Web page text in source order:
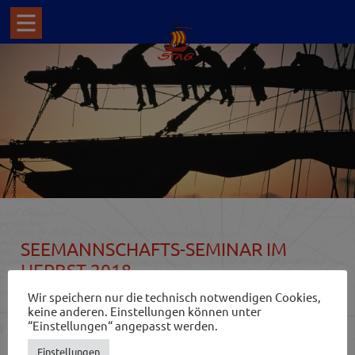
SEEMANNSCHAFTS-SEMINAR IM
HERBST 2018
Die Seminare finden wie immer in Bremerhaven statt und
vermitteln die Grundlagen traditioneller Seemannschaft –
nicht nur für Stammbesatzungsmitglieder verschiedener
Wir speichern nur die technisch notwendigen Cookies,
keine anderen. Einstellungen können unter
“Einstellungen“ angepasst werden.
Einstellungen